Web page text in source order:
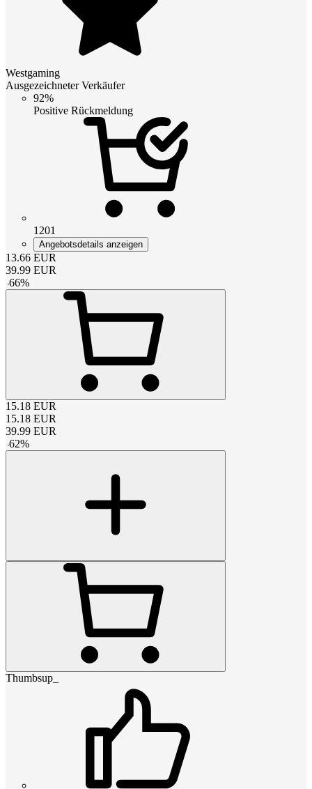
Westgaming
Ausgezeichneter Verkäufer
92%
Positive Rückmeldung
1201
Angebotsdetails anzeigen
13.66 EUR
39.99 EUR
-66%
15.18 EUR
15.18 EUR
39.99 EUR
-62%
Thumbsup_